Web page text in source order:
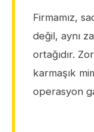
Firmamız,
değil, aynı
ortağıdır.
karmaşık
operasyon